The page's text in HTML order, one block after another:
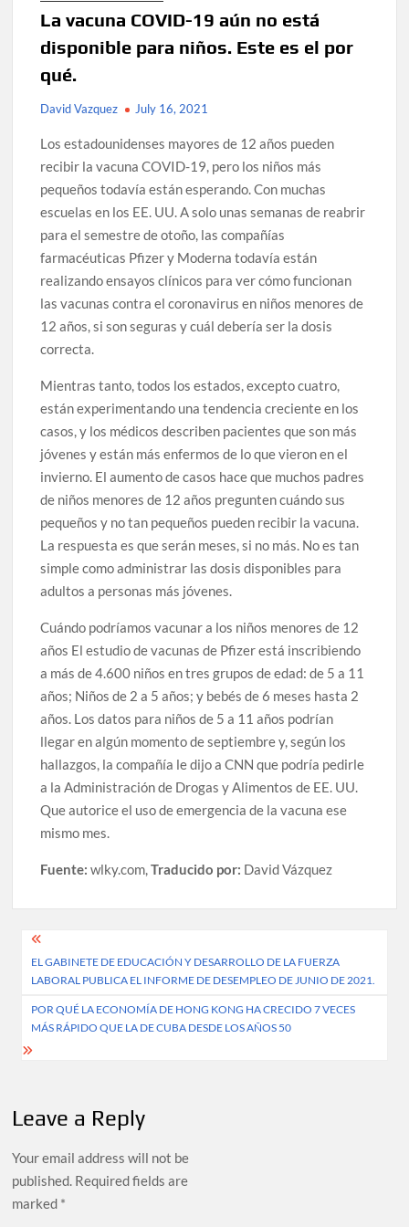
La vacuna COVID-19 aún no está
disponible para niños. Este es el por
qué.
David Vazquez July 16, 2021
Los estadounidenses mayores de 12 años pueden
recibir la vacuna COVID-19, pero los niños más
pequeños todavía están esperando. Con muchas
escuelas en los EE. UU. A solo unas semanas de reabrir
para el semestre de otoño, las compañías
farmacéuticas Pfizer y Moderna todavía están
realizando ensayos clínicos para ver cómo funcionan
las vacunas contra el coronavirus en niños menores de
12 años, si son seguras y cuál debería ser la dosis
correcta.
Mientras tanto, todos los estados, excepto cuatro,
están experimentando una tendencia creciente en los
casos, y los médicos describen pacientes que son más
jóvenes y están más enfermos de lo que vieron en el
invierno. El aumento de casos hace que muchos padres
de niños menores de 12 años pregunten cuándo sus
pequeños y no tan pequeños pueden recibir la vacuna.
La respuesta es que serán meses, si no más. No es tan
simple como administrar las dosis disponibles para
adultos a personas más jóvenes.
Cuándo podríamos vacunar a los niños menores de 12
años El estudio de vacunas de Pfizer está inscribiendo
a más de 4.600 niños en tres grupos de edad: de 5 a 11
años; Niños de 2 a 5 años; y bebés de 6 meses hasta 2
años. Los datos para niños de 5 a 11 años podrían
llegar en algún momento de septiembre y, según los
hallazgos, la compañía le dijo a CNN que podría pedirle
a la Administración de Drogas y Alimentos de EE. UU.
Que autorice el uso de emergencia de la vacuna ese
mismo mes.
Fuente: wlky.com,Traducido por: David Vázquez
Post
navigation
EL GABINETE DE EDUCACIÓN Y DESARROLLO DE LA FUERZA
LABORAL PUBLICA EL INFORME DE DESEMPLEO DE JUNIO DE 2021.
POR QUÉ LA ECONOMÍA DE HONG KONG HA CRECIDO 7 VECES
MÁS RÁPIDO QUE LA DE CUBA DESDE LOS AÑOS 50
Leave a Reply
Your email address will not be
published. Required fields are
marked *